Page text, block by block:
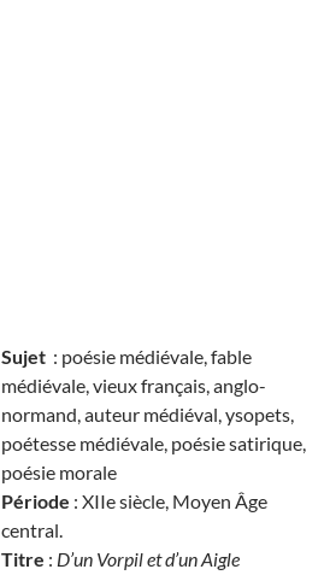
Sujet : poésie médiévale, fable
médiévale, vieux français, anglo-
normand, auteur médiéval, ysopets,
poétesse médiévale, poésie satirique,
poésie morale
Période : XIIe siècle, Moyen Âge
central.
Titre : D’un Vorpil et d’un Aigle